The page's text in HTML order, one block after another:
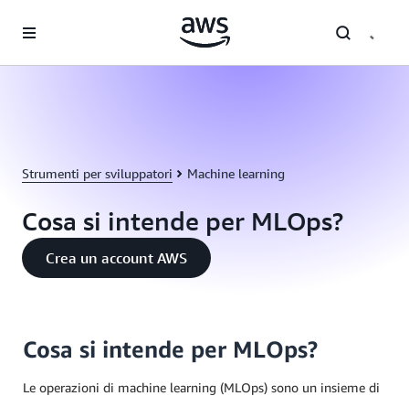
Strumenti per sviluppatori Machine learning
Cosa si intende per MLOps?
Crea un account AWS
Cosa si intende per MLOps?
Le operazioni di machine learning (MLOps) sono un insieme di